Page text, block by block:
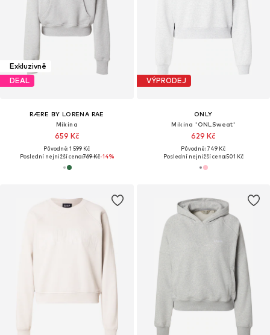
Exkluzivně
DEAL
RÆRE BY LORENA RAE
Mikina
659 Kč
Původně: 1 599 Kč
Poslední nejnižší cena:769 Kč-14%
VÝPRODEJ
ONLY
Mikina 'ONLSweat'
629 Kč
Původně: 749 Kč
Poslední nejnižší cena:501 Kč